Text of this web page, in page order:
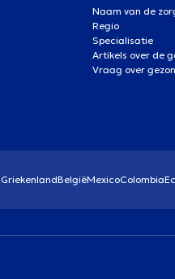
Naam van de
Regio
Specialisatie
Artikels over de
Vraag over
GriekenlandBelgiëMexicoColombia